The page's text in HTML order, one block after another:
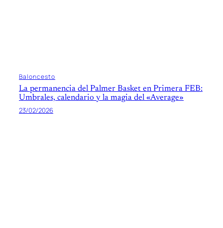
Baloncesto
La permanencia del Palmer Basket en Primera FEB:
Umbrales, calendario y la magia del «Average»
23/02/2026